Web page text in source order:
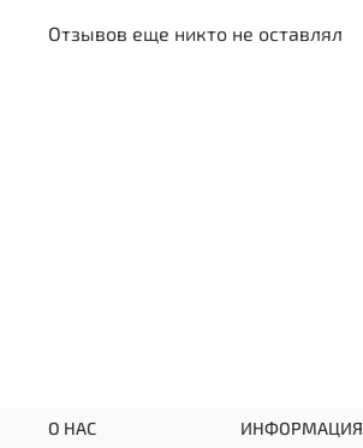
Отзывов еще никто не оставлял
О НАС ИНФОРМАЦИЯ